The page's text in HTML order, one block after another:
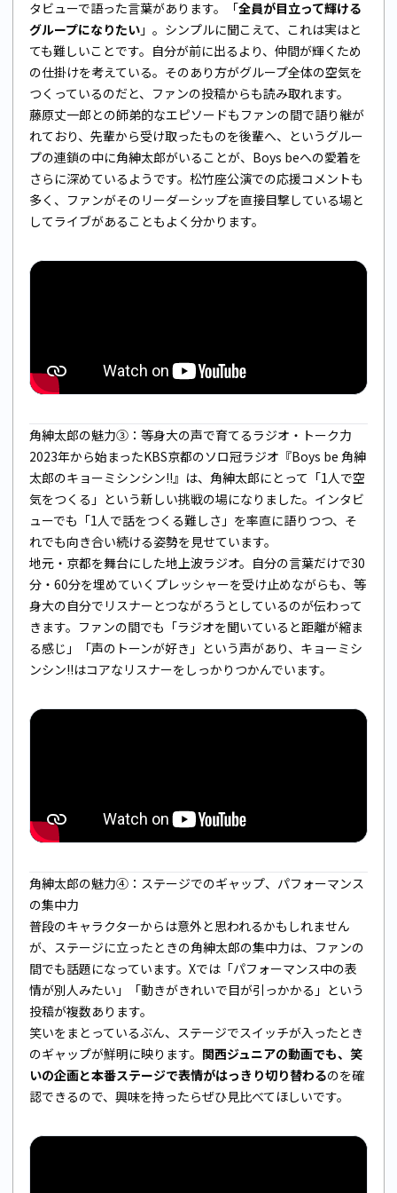
タビューで語った言葉があります。「全員が目立って輝ける
グループになりたい 」。シンプルに聞こえて、これは実はと
ても難しいことです。自分が前に出るより、仲間が輝くため
の仕掛けを考えている。そのあり方がグループ全体の空気を
つくっているのだと、ファンの投稿からも読み取れます。
藤原丈一郎との師弟的なエピソードもファンの間で語り継が
れており、先輩から受け取ったものを後輩へ、というグルー
プの連鎖の中に角紳太郎がいることが、Boys beへの愛着を
さらに深めているようです。松竹座公演での応援コメントも
多く、ファンがそのリーダーシップを直接目撃している場と
してライブがあることもよく分かります。
角紳太郎の魅力③：等身大の声で育てるラジオ・トーク力
2023年から始まったKBS京都のソロ冠ラジオ『Boys be 角紳
太郎のキョーミシンシン!!』は、角紳太郎にとって「1人で空
気をつくる」という新しい挑戦の場になりました。インタビ
ューでも「1人で話をつくる難しさ」を率直に語りつつ、そ
れでも向き合い続ける姿勢を見せています。
地元・京都を舞台にした地上波ラジオ。自分の言葉だけで30
分・60分を埋めていくプレッシャーを受け止めながらも、等
身大の自分でリスナーとつながろうとしているのが伝わって
きます。ファンの間でも「ラジオを聞いていると距離が縮ま
る感じ」「声のトーンが好き」という声があり、キョーミシ
ンシン!!はコアなリスナーをしっかりつかんでいます。
角紳太郎の魅力④：ステージでのギャップ、パフォーマンス
の集中力
普段のキャラクターからは意外と思われるかもしれません
が、ステージに立ったときの角紳太郎の集中力は、ファンの
間でも話題になっています。Xでは「パフォーマンス中の表
情が別人みたい」「動きがきれいで目が引っかかる」という
投稿が複数あります。
笑いをまとっているぶん、ステージでスイッチが入ったとき
のギャップが鮮明に映ります。 関西ジュニアの動画でも、笑
いの企画と本番ステージで表情がはっきり切り替わるのを確
認できるので、興味を持ったらぜひ見比べてほしいです。